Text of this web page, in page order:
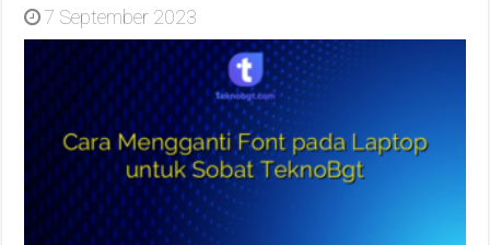
7 September 2023